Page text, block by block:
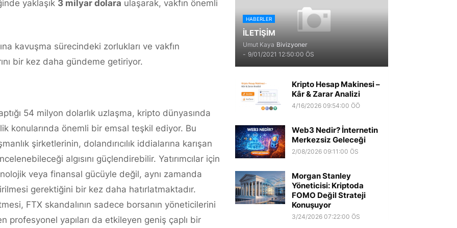
yaklaşık 3 milyar dolara ulaşarak, vakfın önemli
kavuşma sürecindeki zorlukları ve vakfın
bir kez daha gündeme getiriyor.
54 milyon dolarlık uzlaşma, kripto dünyasında
konularında önemli bir emsal teşkil ediyor. Bu
şirketlerinin, dolandırıcılık iddialarına karışan
algısını güçlendirebilir. Yatırımcılar için
veya finansal gücüyle değil, aynı zamanda
gerektiğini bir kez daha hatırlatmaktadır.
FTX skandalının sadece borsanın yöneticilerini
profesyonel yapıları da etkileyen geniş çaplı bir
HABERLER
İLETİŞİM
Umut Kaya Bivizyoner
- 9/01/2021 12:50:00 ÖS
Kripto Hesap Makinesi –
Kâr & Zarar Analizi
4/16/2026 09:54:00 ÖÖ
Web3 Nedir? İnternetin
Merkezsiz Geleceği
2/08/2026 09:11:00 ÖS
Morgan Stanley
Yöneticisi: Kriptoda
FOMO Değil Strateji
Konuşuyor
3/24/2026 07:22:00 ÖS